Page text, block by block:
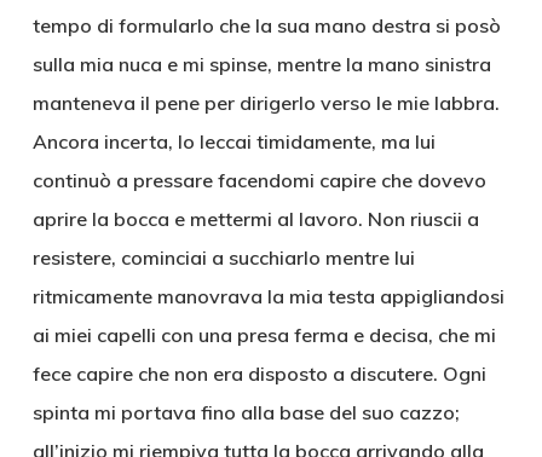
tempo di formularlo che la sua mano destra si posò
sulla mia nuca e mi spinse, mentre la mano sinistra
manteneva il pene per dirigerlo verso le mie labbra.
Ancora incerta, lo leccai timidamente, ma lui
continuò a pressare facendomi capire che dovevo
aprire la bocca e mettermi al lavoro. Non riuscii a
resistere, cominciai a succhiarlo mentre lui
ritmicamente manovrava la mia testa appigliandosi
ai miei capelli con una presa ferma e decisa, che mi
fece capire che non era disposto a discutere. Ogni
spinta mi portava fino alla base del suo cazzo;
all’inizio mi riempiva tutta la bocca arrivando alla